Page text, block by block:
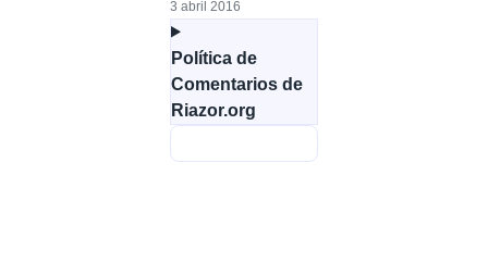
3 abril 2016
Política de
Comentarios de
Riazor.org